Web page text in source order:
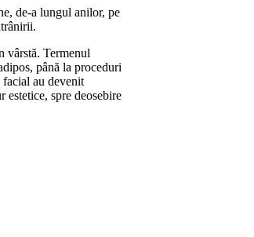
de-a lungul anilor, pe
vârstă. Termenul
până la proceduri
au devenit
spre deosebire